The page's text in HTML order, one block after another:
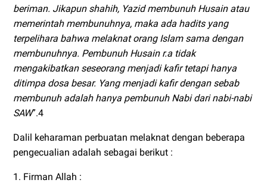
beriman. Jikapun shahih, Yazid membunuh Husain atau
memerintah membunuhnya, maka ada hadits yang
terpelihara bahwa melaknat orang Islam sama dengan
membunuhnya. Pembunuh Husain r.a tidak
mengakibatkan seseorang menjadi kafir tetapi hanya
ditimpa dosa besar. Yang menjadi kafir dengan sebab
membunuh adalah hanya pembunuh Nabi dari nabi-nabi
SAW”.4
Dalil keharaman perbuatan melaknat dengan beberapa
pengecualian adalah sebagai berikut :
1. Firman Allah :